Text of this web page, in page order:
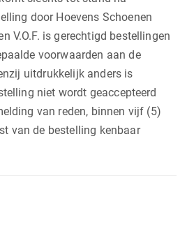
door Hoevens Schoenen
V.O.F. is gerechtigd bestellingen
voorwaarden aan de
uitdrukkelijk anders is
niet wordt geaccepteerd
van reden, binnen vijf (5)
van de bestelling kenbaar